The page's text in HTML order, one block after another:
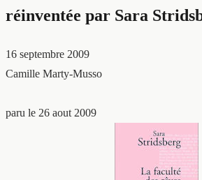
réinventée par Sara
16 septembre 2009
Camille Marty-Musso
paru le 26 aout 2009